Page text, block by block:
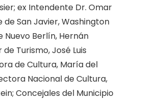
ex Intendente Dr. Omar
de San Javier, Washington
Nuevo Berlín, Hernán
Turismo, José Luis
de Cultura, María del
Nacional de Cultura,
Concejales del Municipio